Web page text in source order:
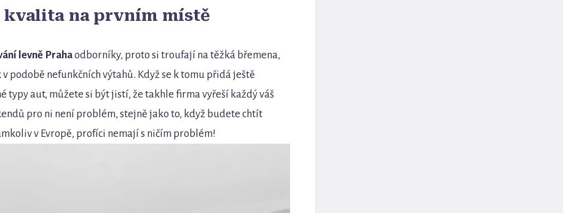
kvalita na prvním místě
levně Prahaodborníky, proto si troufají na těžká břemena,
podobě nefunkčních výtahů. Když se k tomu přidá ještě
typy aut, můžete si být jistí, že takhle firma vyřeší každý váš
pro ni není problém, stejně jako to, když budete chtít
v Evropě, profíci nemají s ničím problém!